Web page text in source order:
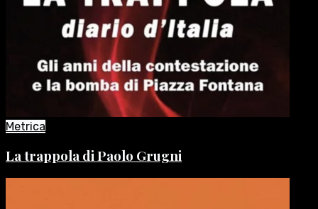
Metrica
La trappola di Paolo Grugni